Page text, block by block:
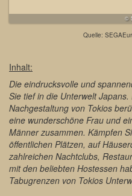
©
Quelle:
Inhalt:
Die eindrucksvolle und
Sie tief in die Unterwelt
Nachgestaltung von Tokios
eine wunderschöne Frau und
Männer zusammen. Kämpfen
öffentlichen Plätzen, auf
zahlreichen Nachtclubs,
mit den beliebten Hostessen
Tabugrenzen von Tokios